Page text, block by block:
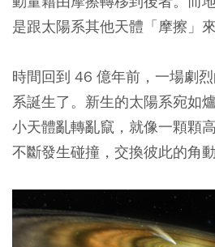
是跟太陽系其他天體「摩擦」來
時間回到 46 億年前，一場劇
系誕生了。新生的太陽系宛如
小天體亂轉亂竄，就像一顆顆
不斷發生碰撞，交換彼此的角動